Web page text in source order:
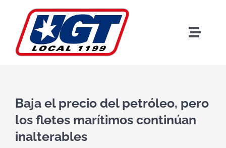
content
Toggle
Baja el precio del petróleo, pero
los fletes marítimos continúan
inalterables